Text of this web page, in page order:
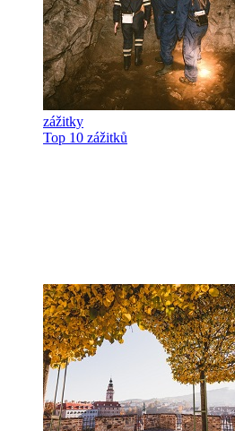
zážitky
Top 10 zážitků